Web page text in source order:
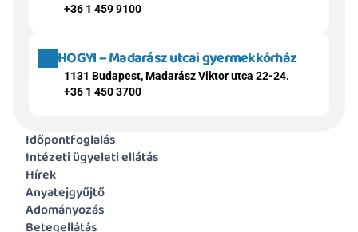
+36 1 459 9100
HOGYI – Madarász utcai gyermekkórház
1131 Budapest, Madarász Viktor utca 22-24.
+36 1 450 3700
Időpontfoglalás
Intézeti ügyeleti ellátás
Hírek
Anyatejgyűjtő
Adományozás
Betegellátás